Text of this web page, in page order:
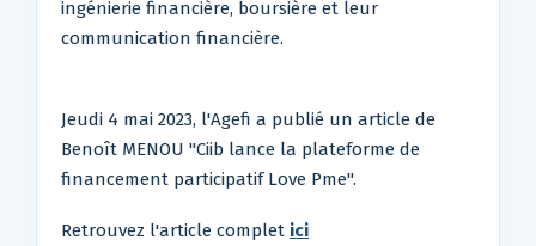
ingénierie financière, boursière et leur
communication financière.
Jeudi 4 mai 2023, l'Agefi a publié un article de
Benoît MENOU "Ciib lance la plateforme de
financement participatif Love Pme".
Retrouvez l'article complet ici